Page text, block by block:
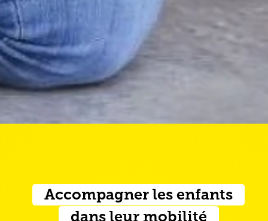
Accompagner les enfants
dans leur mobilité